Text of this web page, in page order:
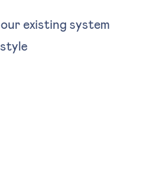
existing system